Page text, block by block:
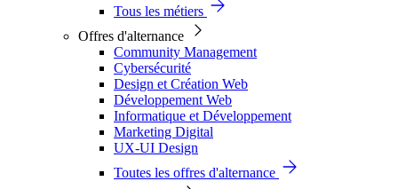
Tous les métiers
Offres d'alternance
Community Management
Cybersécurité
Design et Création Web
Développement Web
Informatique et Développement
Marketing Digital
UX-UI Design
Toutes les offres d'alternance